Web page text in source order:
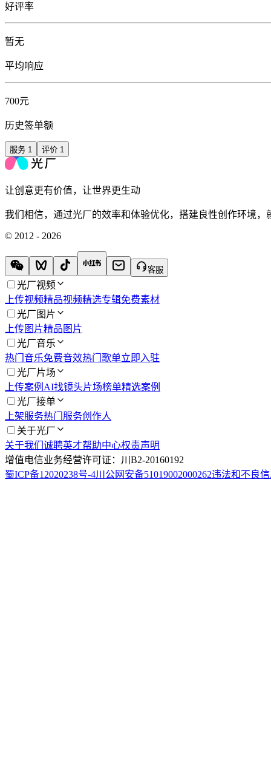
好评率
暂无
平均响应
700元
历史签单额
服务 1 评价 1
让创意更有价值，让世界更生动
我们相信，通过光厂的效率和体验优化，搭建良性创作环境
© 2012 - 2026
客服
光厂视频
上传视频精品视频精选专辑免费素材
光厂图片
上传图片精品图片
光厂音乐
热门音乐免费音效热门歌单立即入驻
光厂片场
上传案例 AI找镜头片场榜单精选案例
光厂接单
上架服务热门服务创作人
关于光厂
关于我们 诚聘英才帮助中心权责声明
增值电信业务经营许可证：川B2-20160192
蜀ICP备12020238号-4川公网安备51019002000262违法和不良